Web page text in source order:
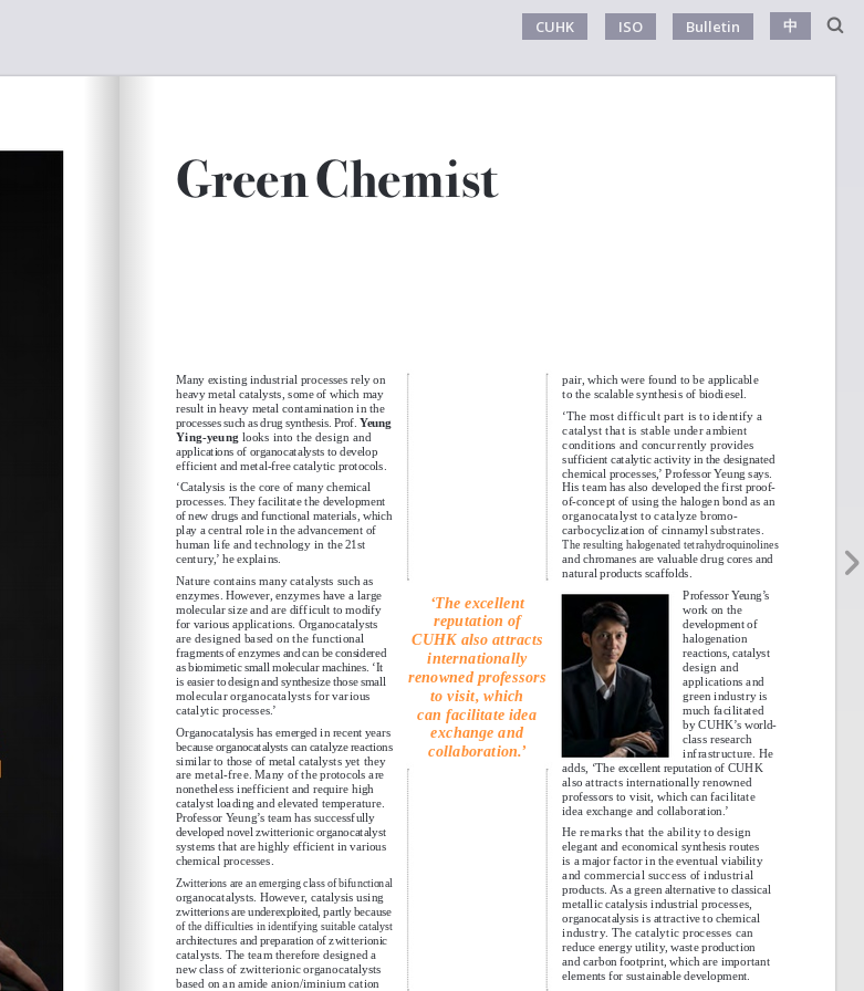
CUHK ISO Bulletin 中